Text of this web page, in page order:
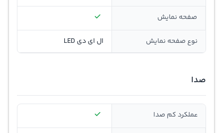
صفحه نمایش
نوع صفحه نمایش ال ای دی LED
صدا
عملکرد کم صدا